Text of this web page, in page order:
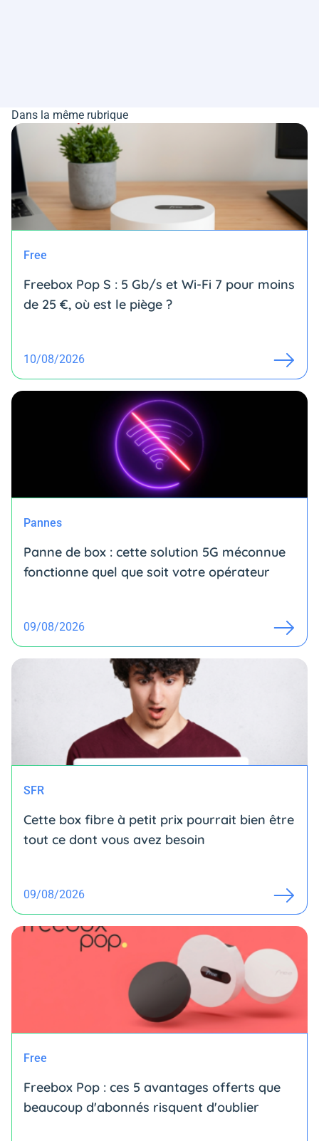
Dans la même rubrique
Free
Freebox Pop S : 5 Gb/s et Wi-Fi 7 pour moins
de 25 €, où est le piège ?
10/08/2026
Pannes
Panne de box : cette solution 5G méconnue
fonctionne quel que soit votre opérateur
09/08/2026
SFR
Cette box fibre à petit prix pourrait bien être
tout ce dont vous avez besoin
09/08/2026
Free
Freebox Pop : ces 5 avantages offerts que
beaucoup d'abonnés risquent d'oublier